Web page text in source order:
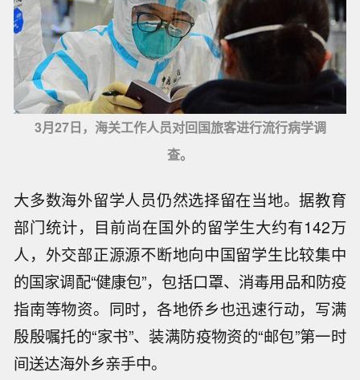
3月27日，海关工作人员对回国旅客进行流行病学调
查。
大多数海外留学人员仍然选择留在当地。据教育
部门统计，目前尚在国外的留学生大约有142万
人，外交部正源源不断地向中国留学生比较集中
的国家调配“健康包”，包括口罩、消毒用品和防疫
指南等物资。同时，各地侨乡也迅速行动，写满
殷殷嘱托的“家书”、装满防疫物资的“邮包”第一时
间送达海外乡亲手中。